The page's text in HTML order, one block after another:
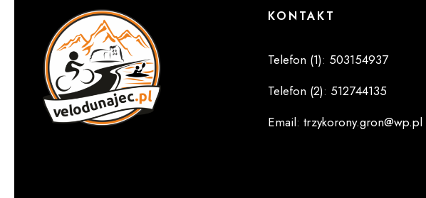
KONTAKT
Telefon (1): 503154937
Telefon (2): 512744135
Email: trzykorony.gron@wp.pl